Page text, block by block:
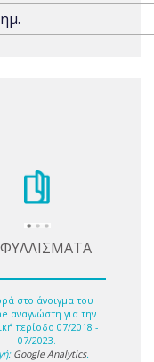
στο άνοιγμα του
αναγνώστη για την
περίοδο 07/2018 -
07/2023.
Google Analytics.